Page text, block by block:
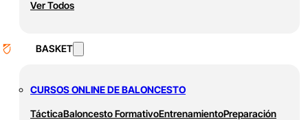
Ver Todos
BASKET
CURSOS ONLINE DE BALONCESTO
TácticaBaloncesto FormativoEntrenamientoPreparación